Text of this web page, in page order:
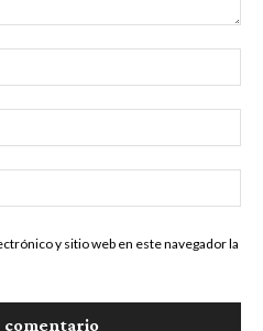
y sitio web en este navegador la